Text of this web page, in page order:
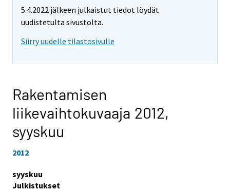
5.4.2022 jälkeen julkaistut tiedot löydät
uudistetulta sivustolta.
Siirry uudelle tilastosivulle
Rakentamisen
liikevaihtokuvaaja 2012,
syyskuu
2012
syyskuu
Julkistukset